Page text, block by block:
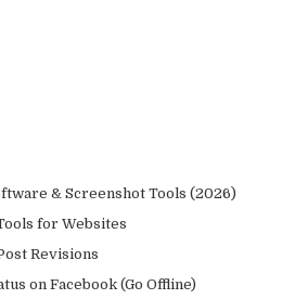
& Screenshot Tools (2026)
for Websites
Revisions
on Facebook (Go Offline)